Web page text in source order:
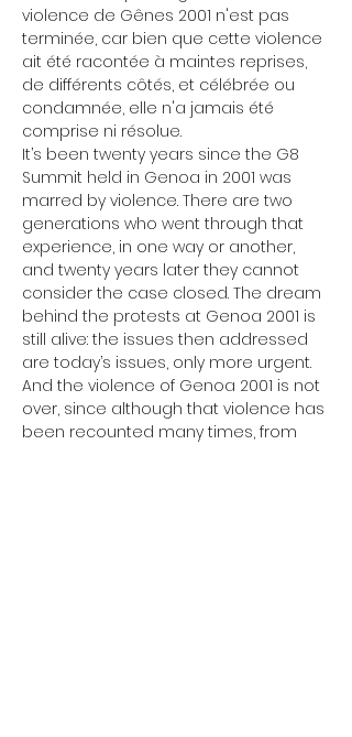
violence de Gênes 2001 n'est pas
terminée, car bien que cette violence
ait été racontée à maintes reprises,
de différents côtés, et célébrée ou
condamnée, elle n'a jamais été
comprise ni résolue.
It’s been twenty years since the G8
Summit held in Genoa in 2001 was
marred by violence. There are two
generations who went through that
experience, in one way or another,
and twenty years later they cannot
consider the case closed. The dream
behind the protests at Genoa 2001 is
still alive: the issues then addressed
are today’s issues, only more urgent.
And the violence of Genoa 2001 is not
over, since although that violence has
been recounted many times, from